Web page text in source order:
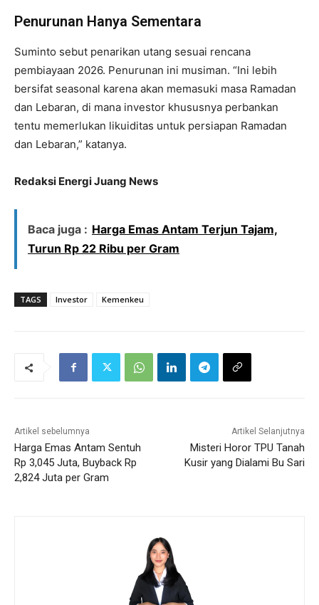
Penurunan Hanya Sementara
Suminto sebut penarikan utang sesuai rencana
pembiayaan 2026. Penurunan ini musiman. “Ini lebih
bersifat seasonal karena akan memasuki masa Ramadan
dan Lebaran, di mana investor khususnya perbankan
tentu memerlukan likuiditas untuk persiapan Ramadan
dan Lebaran,” katanya.
Redaksi Energi Juang News
Baca juga : Harga Emas Antam Terjun Tajam,
Turun Rp 22 Ribu per Gram
TAGS Investor Kemenkeu
Artikel sebelumnya
Harga Emas Antam Sentuh
Rp 3,045 Juta, Buyback Rp
2,824 Juta per Gram
Artikel Selanjutnya
Misteri Horor TPU Tanah
Kusir yang Dialami Bu Sari